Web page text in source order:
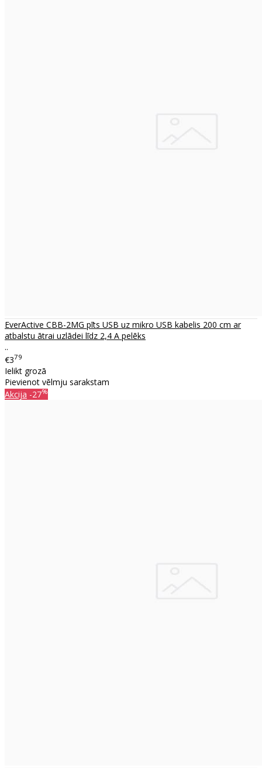
EverActive CBB-2MG pīts USB uz mikro USB kabelis 200 cm ar
atbalstu ātrai uzlādei līdz 2,4 A pelēks
..
€379
Ielikt grozā
Pievienot vēlmju sarakstam
Akcija -27%